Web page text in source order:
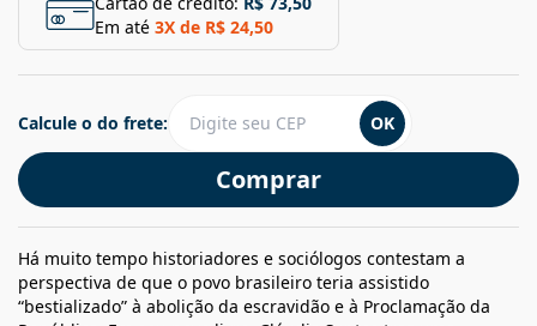
Em até 3X de R$ 24,50
Comprar
Calcule o do frete: OK
Há muito tempo historiadores e sociólogos contestam a
perspectiva de que o povo brasileiro teria assistido
“bestializado” à abolição da escravidão e à Proclamação da